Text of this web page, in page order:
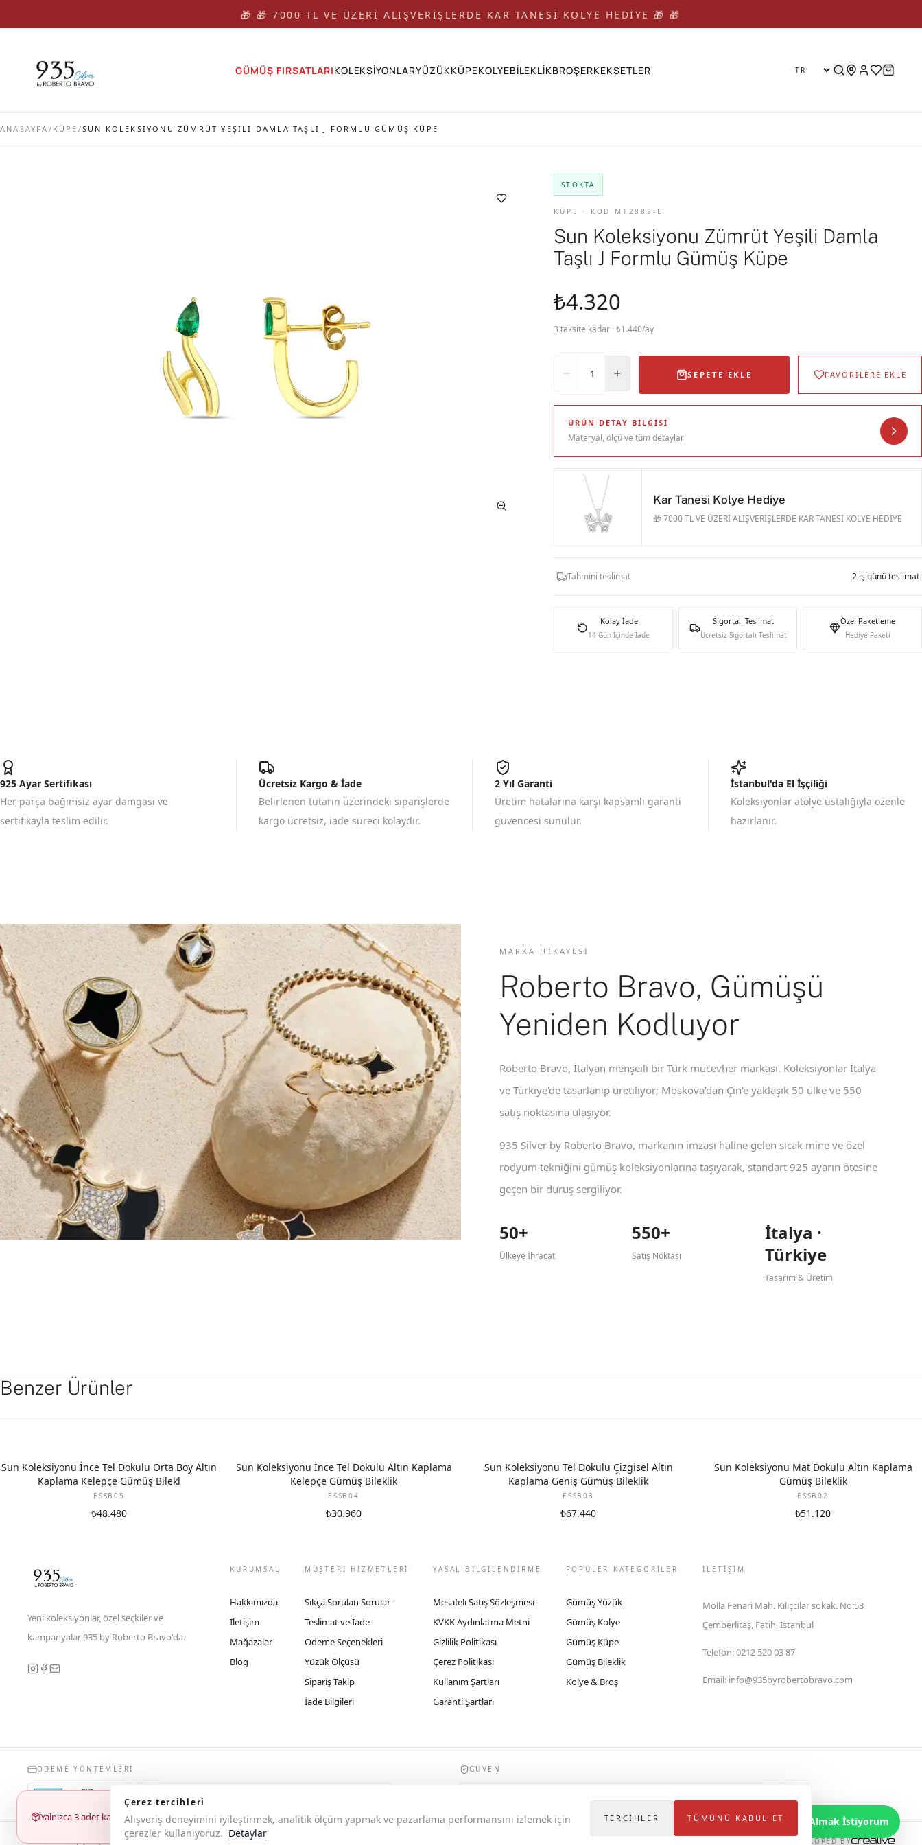
🎁 🎁 7000 TL VE ÜZERİ ALIŞVERİŞLERDE KAR TANESİ KOLYE HEDİYE 🎁 🎁
GÜMÜŞ FIRSATLARIKOLEKSİYONLARYÜZÜKKÜPEKOLYEBİLEKLİKBROŞERKEKSETLER
ANASAYFA / KÜPE /SUN KOLEKSIYONU ZÜMRÜT YEŞILI DAMLA TAŞLI J FORMLU GÜMÜŞ KÜPE
STOKTA
KÜPE · KOD MT2882-E
Sun Koleksiyonu Zümrüt Yeşili Damla
Taşlı J Formlu Gümüş Küpe
Yalnızca 3 adet kaldı
₺4.320
3 taksite kadar · ₺1.440/ay
1 SEPETE EKLE FAVORİLERE EKLE
ÜRÜN DETAY BILGISI
Materyal, ölçü ve tüm detaylar
Kar Tanesi Kolye Hediye
🎁 7000 TL VE ÜZERİ ALIŞVERİŞLERDE KAR TANESİ KOLYE HEDİYE
Tahmini teslimat 2 iş günü teslimat
Kolay İade
14 Gün İçinde İade
Sigortalı Teslimat
Ücretsiz Sigortalı Teslimat
Özel Paketleme
Hediye Paketi
925 Ayar Sertifikası
Her parça bağımsız ayar damgası ve
sertifikayla teslim edilir.
Ücretsiz Kargo & İade
Belirlenen tutarın üzerindeki siparişlerde
kargo ücretsiz, iade süreci kolaydır.
2 Yıl Garanti
Üretim hatalarına karşı kapsamlı garanti
güvencesi sunulur.
İstanbul'da El İşçiliği
Koleksiyonlar atölye ustalığıyla özenle
hazırlanır.
MARKA HIKAYESI
Roberto Bravo, Gümüşü
Yeniden Kodluyor
Roberto Bravo, İtalyan menşeili bir Türk mücevher markası. Koleksiyonlar İtalya
ve Türkiye'de tasarlanıp üretiliyor; Moskova'dan Çin'e yaklaşık 50 ülke ve 550
satış noktasına ulaşıyor.
935 Silver by Roberto Bravo, markanın imzası haline gelen sıcak mine ve özel
rodyum tekniğini gümüş koleksiyonlarına taşıyarak, standart 925 ayarın ötesine
geçen bir duruş sergiliyor.
50+
Ülkeye İhracat
550+
Satış Noktası
İtalya ·
Türkiye
Tasarım & Üretim
Benzer Ürünler
Sun Koleksiyonu İnce Tel Dokulu Orta Boy Altın
Kaplama Kelepçe Gümüş Bilekl
ESSB05
₺48.480
Sun Koleksiyonu İnce Tel Dokulu Altın Kaplama
Kelepçe Gümüş Bileklik
ESSB04
₺30.960
Sun Koleksiyonu Tel Dokulu Çizgisel Altın
Kaplama Geniş Gümüş Bileklik
ESSB03
₺67.440
Sun Koleksiyonu Mat Dokulu Altın Kaplama
Gümüş Bileklik
ESSB02
₺51.120
Yeni koleksiyonlar, özel seçkiler ve
kampanyalar 935 by Roberto Bravo'da.
KURUMSAL
Hakkımızda
İletişim
Mağazalar
Blog
MÜŞTERİ HİZMETLERİ
Sıkça Sorulan Sorular
Teslimat ve İade
Ödeme Seçenekleri
Yüzük Ölçüsü
Sipariş Takip
İade Bilgileri
YASAL BİLGİLENDİRME
Mesafeli Satış Sözleşmesi
KVKK Aydınlatma Metni
Gizlilik Politikası
Çerez Politikası
Kullanım Şartları
Garanti Şartları
POPÜLER KATEGORİLER
Gümüş Yüzük
Gümüş Kolye
Gümüş Küpe
Gümüş Bileklik
Kolye & Broş
İLETIŞIM
Molla Fenari Mah. Kılıçcılar sokak. No:53
Çemberlitaş, Fatih, İstanbul
Telefon:0212 520 03 87
Email: info@935byrobertobravo.com
ÖDEME YÖNTEMLERI GÜVEN
© 2026 Copyright 935 by Roberto Bravo DEVELOPED BY
Bilgi Almak İstiyorum
Çerez tercihleri
Alışveriş deneyimini iyileştirmek, analitik ölçüm yapmak ve pazarlama performansını izlemek için
çerezler kullanıyoruz. Detaylar
TERCIHLER TÜMÜNÜ KABUL ET